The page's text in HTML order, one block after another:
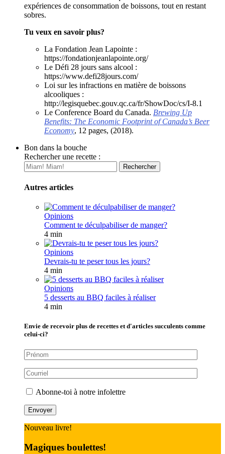
expériences de consommation de boissons, tout en restant
sobres.
Tu veux en savoir plus?
La Fondation Jean Lapointe :
https://fondationjeanlapointe.org/
Le Défi 28 jours sans alcool :
https://www.defi28jours.com/
Loi sur les infractions en matière de boissons
alcooliques :
http://legisquebec.gouv.qc.ca/fr/ShowDoc/cs/I-8.1
Le Conference Board du Canada. Brewing Up
Benefits: The Economic Footprint of Canada’s Beer
Economy, 12 pages, (2018).
Bon dans la bouche
Rechercher une recette :
Autres articles
Opinions
Comment te déculpabiliser de manger?
4 min
Opinions
Devrais-tu te peser tous les jours?
4 min
Opinions
5 desserts au BBQ faciles à réaliser
4 min
Envie de recevoir plus de recettes et d'articles succulents comme
celui-ci?
Abonne-toi à notre infolettre
Nouveau livre!
Magiques boulettes!